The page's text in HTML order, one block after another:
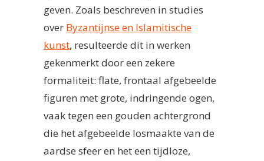
geven. Zoals beschreven in studies
over Byzantijnse en Islamitische
kunst, resulteerde dit in werken
gekenmerkt door een zekere
formaliteit: flate, frontaal afgebeelde
figuren met grote, indringende ogen,
vaak tegen een gouden achtergrond
die het afgebeelde losmaakte van de
aardse sfeer en het een tijdloze,